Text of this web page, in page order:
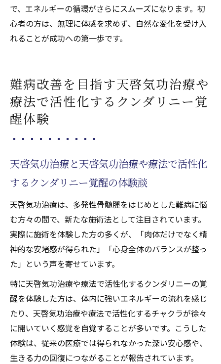
で、エネルギーの循環がさらにスムーズになります。初
心者の方は、無理に体感を求めず、自然な変化を受け入
れることが成功への第一歩です。
難病改善を目指す天啓気功治療や
療法で活性化するクンダリニー覚
醒体験
天啓気功治療と天啓気功治療や療法で活性化
するクンダリニー覚醒の体験談
天啓気功治療は、多発性骨髄腫をはじめとした難病に悩
む方々の間で、新たな施術法として注目されています。
実際に施術を体験した方の多くが、「肉体だけでなく精
神的な安堵感が得られた」「心身全体のバランスが整っ
た」という声を寄せています。
特に天啓気功治療や療法で活性化するクンダリニーの覚
醒を体験した方は、体内に強いエネルギーの流れを感じ
たり、天啓気功治療や療法で活性化するチャクラが徐々
に開いていく感覚を自覚することが多いです。こうした
体験は、従来の医療では得られなかった深い安心感や、
生きる力の回復につながることが報告されています。